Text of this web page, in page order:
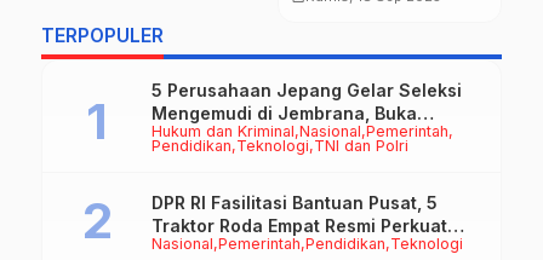
TERPOPULER
Hukum dan Kriminal Nasional Pemerintah
Pendidikan Teknologi TNI dan Polri
5 Perusahaan Jepang Gelar Seleksi
Mengemudi di Jembrana, Buka
Peluang Kerja bagi Calon PMI
Nasional Pemerintah Pendidikan Teknologi
DPR RI Fasilitasi Bantuan Pusat, 5
Traktor Roda Empat Resmi Perkuat
Mekanisasi Pertanian Jembrana